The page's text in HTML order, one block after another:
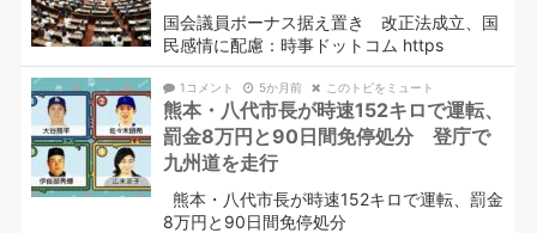
国会議員ボーナス据え置き 改正法成立、国
民感情に配慮：時事ドットコム https
1コメント 5か月前 このトピをミュート
熊本・八代市長が時速152キロで運転、
罰金8万円と90日間免停処分 登庁で
九州道を走行
熊本・八代市長が時速152キロで運転、罰金
8万円と90日間免停処分